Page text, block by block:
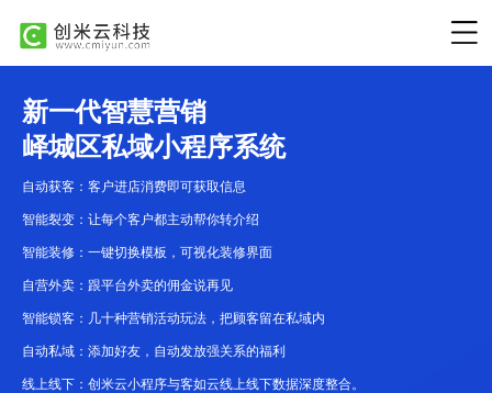
新一代智慧营销
峄城区私域小程序系统
自动获客：客户进店消费即可获取信息
智能裂变：让每个客户都主动帮你转介绍
智能装修：一键切换模板，可视化装修界面
自营外卖：跟平台外卖的佣金说再见
智能锁客：几十种营销活动玩法，把顾客留在私域内
自动私域：添加好友，自动发放强关系的福利
线上线下：创米云小程序与客如云线上线下数据深度整合。